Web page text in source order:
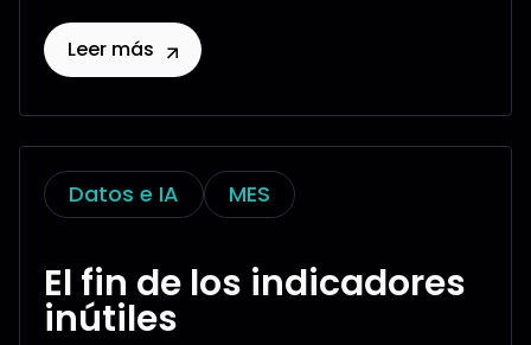
Leer más
Datos e IA MES
El fin de los indicadores
inútiles